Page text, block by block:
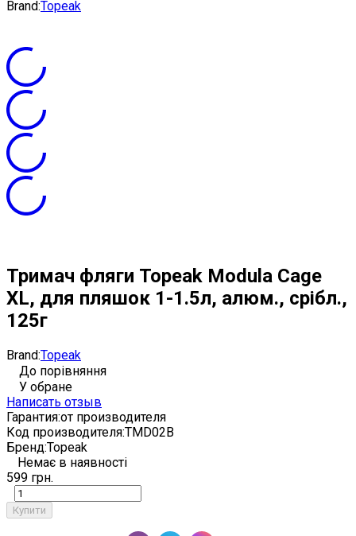
Brand:Topeak
Тримач фляги Topeak Modula Cage
XL, для пляшок 1-1.5л, алюм., срібл.,
125г
Brand:Topeak
До порівняння
У обране
Написать отзыв
Гарантия:от производителя
Код производителя:TMD02B
Бренд:Topeak
Немає в наявності
599 грн.
Купити